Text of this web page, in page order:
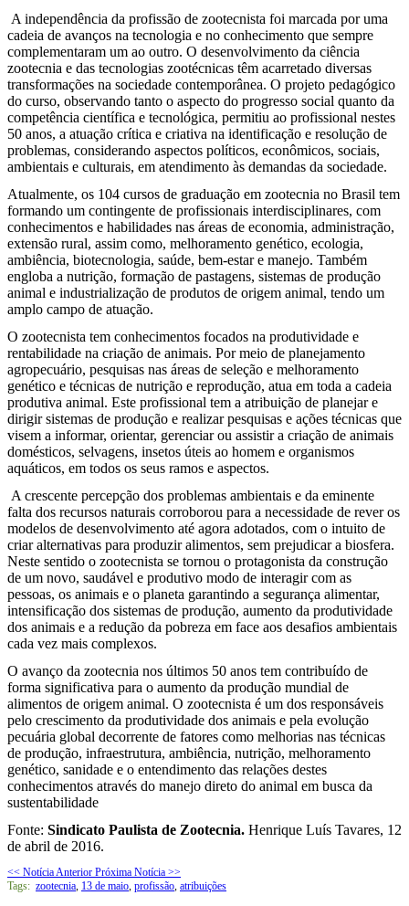
A independência da profissão de zootecnista foi marcada por uma
cadeia de avanços na tecnologia e no conhecimento que sempre
complementaram um ao outro. O desenvolvimento da ciência
zootecnia e das tecnologias zootécnicas têm acarretado diversas
transformações na sociedade contemporânea. O projeto pedagógico
do curso, observando tanto o aspecto do progresso social quanto da
competência científica e tecnológica, permitiu ao profissional nestes
50 anos, a atuação crítica e criativa na identificação e resolução de
problemas, considerando aspectos políticos, econômicos, sociais,
ambientais e culturais, em atendimento às demandas da sociedade.
Atualmente, os 104 cursos de graduação em zootecnia no Brasil tem
formando um contingente de profissionais interdisciplinares, com
conhecimentos e habilidades nas áreas de economia, administração,
extensão rural, assim como, melhoramento genético, ecologia,
ambiência, biotecnologia, saúde, bem-estar e manejo. Também
engloba a nutrição, formação de pastagens, sistemas de produção
animal e industrialização de produtos de origem animal, tendo um
amplo campo de atuação.
O zootecnista tem conhecimentos focados na produtividade e
rentabilidade na criação de animais. Por meio de planejamento
agropecuário, pesquisas nas áreas de seleção e melhoramento
genético e técnicas de nutrição e reprodução, atua em toda a cadeia
produtiva animal. Este profissional tem a atribuição de planejar e
dirigir sistemas de produção e realizar pesquisas e ações técnicas que
visem a informar, orientar, gerenciar ou assistir a criação de animais
domésticos, selvagens, insetos úteis ao homem e organismos
aquáticos, em todos os seus ramos e aspectos.
A crescente percepção dos problemas ambientais e da eminente
falta dos recursos naturais corroborou para a necessidade de rever os
modelos de desenvolvimento até agora adotados, com o intuito de
criar alternativas para produzir alimentos, sem prejudicar a biosfera.
Neste sentido o zootecnista se tornou o protagonista da construção
de um novo, saudável e produtivo modo de interagir com as
pessoas, os animais e o planeta garantindo a segurança alimentar,
intensificação dos sistemas de produção, aumento da produtividade
dos animais e a redução da pobreza em face aos desafios ambientais
cada vez mais complexos.
O avanço da zootecnia nos últimos 50 anos tem contribuído de
forma significativa para o aumento da produção mundial de
alimentos de origem animal. O zootecnista é um dos responsáveis
pelo crescimento da produtividade dos animais e pela evolução
pecuária global decorrente de fatores como melhorias nas técnicas
de produção, infraestrutura, ambiência, nutrição, melhoramento
genético, sanidade e o entendimento das relações destes
conhecimentos através do manejo direto do animal em busca da
sustentabilidade
Fonte: Sindicato Paulista de Zootecnia. Henrique Luís Tavares, 12
de abril de 2016.
<< Notícia Anterior Próxima Notícia >>
Tags: zootecnia, 13 de maio, profissão, atribuições